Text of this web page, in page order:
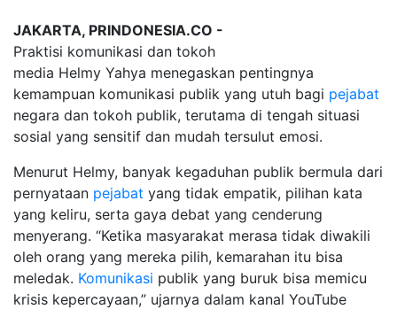
JAKARTA, PRINDONESIA.CO -
Praktisi komunikasi dan tokoh
media Helmy Yahya menegaskan pentingnya
kemampuan komunikasi publik yang utuh bagi pejabat
negara dan tokoh publik, terutama di tengah situasi
sosial yang sensitif dan mudah tersulut emosi.
Menurut Helmy, banyak kegaduhan publik bermula dari
pernyataan pejabat yang tidak empatik, pilihan kata
yang keliru, serta gaya debat yang cenderung
menyerang. “Ketika masyarakat merasa tidak diwakili
oleh orang yang mereka pilih, kemarahan itu bisa
meledak. Komunikasi publik yang buruk bisa memicu
krisis kepercayaan,” ujarnya dalam kanal YouTube